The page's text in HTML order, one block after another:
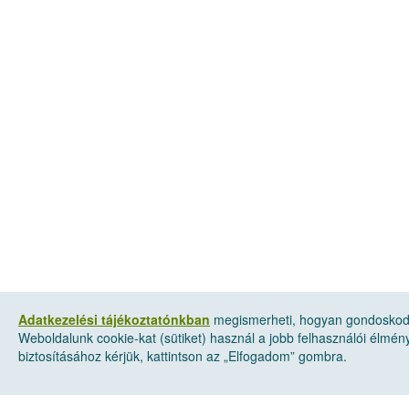
Adatkezelési tájékoztatónkban megismerheti, hogyan
Weboldalunk cookie-kat (sütiket) használ a jobb felhasználói
biztosításához kérjük, kattintson az „Elfogadom” gombra.